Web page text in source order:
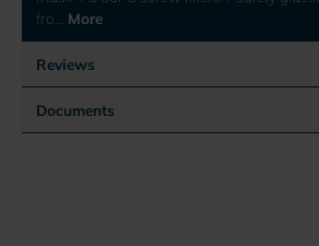
fro… More
Reviews
Documents